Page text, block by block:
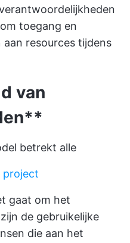
toegang en
resources tijdens
van
betrekt alle
project
gaat om het
de gebruikelijke
die aan het